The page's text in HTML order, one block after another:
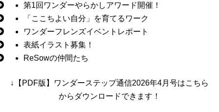
第1回ワンダーやらかしアワード開催！
「ここちよい自分」を育てるワーク
ワンダーフレンズイベントレポート
表紙イラスト募集！
ReSowの仲間たち
↓【PDF版】ワンダーステップ通信2026年4月号はこちら
からダウンロードできます！